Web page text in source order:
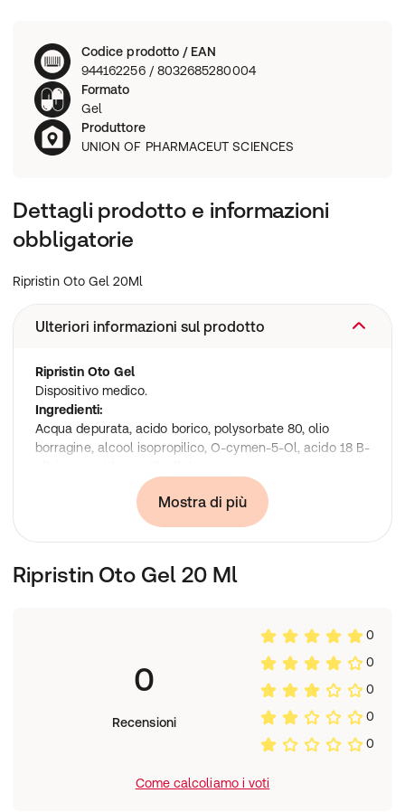
Codice prodotto / EAN
944162256 / 8032685280004
Formato
Gel
Produttore
UNION OF PHARMACEUT SCIENCES
Dettagli prodotto e informazioni
obbligatorie
Ripristin Oto Gel 20Ml
Ulteriori informazioni sul prodotto
Ripristin Oto Gel
Dispositivo medico.
Ingredienti:
Acqua depurata, acido borico, polysorbate 80, olio
borragine, alcool isopropilico, O-cymen-5-Ol, acido 18 B-
Mostra di più
Ripristin Oto Gel 20 Ml
0
Recensioni
0
0
0
0
0
Come calcoliamo i voti